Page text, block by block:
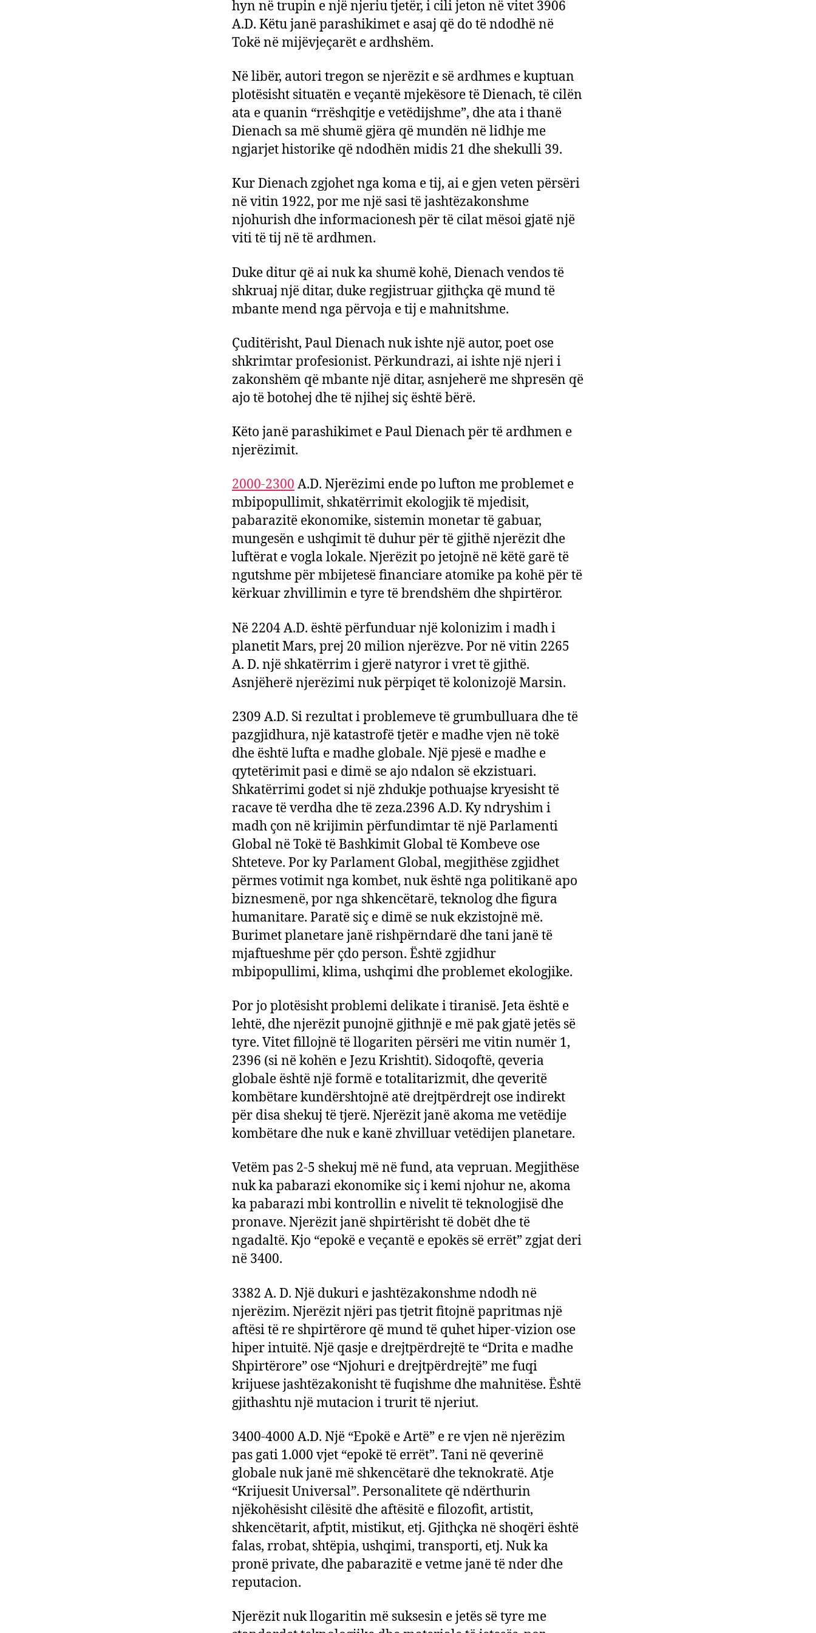
si
do
e
ardhmja
e
njerëzimit
hyn në trupin e një njeriu tjetër, i cili jeton në vitet 3906
A.D. Këtu janë parashikimet e asaj që do të ndodhë në
Tokë në mijëvjeçarët e ardhshëm.
Në libër, autori tregon se njerëzit e së ardhmes e kuptuan
plotësisht situatën e veçantë mjekësore të Dienach, të cilën
ata e quanin “rrëshqitje e vetëdijshme”, dhe ata i thanë
Dienach sa më shumë gjëra që mundën në lidhje me
ngjarjet historike që ndodhën midis 21 dhe shekulli 39.
Kur Dienach zgjohet nga koma e tij, ai e gjen veten përsëri
në vitin 1922, por me një sasi të jashtëzakonshme
njohurish dhe informacionesh për të cilat mësoi gjatë një
viti të tij në të ardhmen.
Duke ditur që ai nuk ka shumë kohë, Dienach vendos të
shkruaj një ditar, duke regjistruar gjithçka që mund të
mbante mend nga përvoja e tij e mahnitshme.
Çuditërisht, Paul Dienach nuk ishte një autor, poet ose
shkrimtar profesionist. Përkundrazi, ai ishte një njeri i
zakonshëm që mbante një ditar, asnjeherë me shpresën që
ajo të botohej dhe të njihej siç është bërë.
Këto janë parashikimet e Paul Dienach për të ardhmen e
njerëzimit.
2000-2300 A.D. Njerëzimi ende po lufton me problemet e
mbipopullimit, shkatërrimit ekologjik të mjedisit,
pabarazitë ekonomike, sistemin monetar të gabuar,
mungesën e ushqimit të duhur për të gjithë njerëzit dhe
luftërat e vogla lokale. Njerëzit po jetojnë në këtë garë të
ngutshme për mbijetesë financiare atomike pa kohë për të
kërkuar zhvillimin e tyre të brendshëm dhe shpirtëror.
Në 2204 A.D. është përfunduar një kolonizim i madh i
planetit Mars, prej 20 milion njerëzve. Por në vitin 2265
A. D. një shkatërrim i gjerë natyror i vret të gjithë.
Asnjëherë njerëzimi nuk përpiqet të kolonizojë Marsin.
2309 A.D. Si rezultat i problemeve të grumbulluara dhe të
pazgjidhura, një katastrofë tjetër e madhe vjen në tokë
dhe është lufta e madhe globale. Një pjesë e madhe e
qytetërimit pasi e dimë se ajo ndalon së ekzistuari.
Shkatërrimi godet si një zhdukje pothuajse kryesisht të
racave të verdha dhe të zeza.2396 A.D. Ky ndryshim i
madh çon në krijimin përfundimtar të një Parlamenti
Global në Tokë të Bashkimit Global të Kombeve ose
Shteteve. Por ky Parlament Global, megjithëse zgjidhet
përmes votimit nga kombet, nuk është nga politikanë apo
biznesmenë, por nga shkencëtarë, teknolog dhe figura
humanitare. Paratë siç e dimë se nuk ekzistojnë më.
Burimet planetare janë rishpërndarë dhe tani janë të
mjaftueshme për çdo person. Është zgjidhur
mbipopullimi, klima, ushqimi dhe problemet ekologjike.
Por jo plotësisht problemi delikate i tiranisë. Jeta është e
lehtë, dhe njerëzit punojnë gjithnjë e më pak gjatë jetës së
tyre. Vitet fillojnë të llogariten përsëri me vitin numër 1,
2396 (si në kohën e Jezu Krishtit). Sidoqoftë, qeveria
globale është një formë e totalitarizmit, dhe qeveritë
kombëtare kundërshtojnë atë drejtpërdrejt ose indirekt
për disa shekuj të tjerë. Njerëzit janë akoma me vetëdije
kombëtare dhe nuk e kanë zhvilluar vetëdijen planetare.
Vetëm pas 2-5 shekuj më në fund, ata vepruan. Megjithëse
nuk ka pabarazi ekonomike siç i kemi njohur ne, akoma
ka pabarazi mbi kontrollin e nivelit të teknologjisë dhe
pronave. Njerëzit janë shpirtërisht të dobët dhe të
ngadaltë. Kjo “epokë e veçantë e epokës së errët” zgjat deri
në 3400.
3382 A. D. Një dukuri e jashtëzakonshme ndodh në
njerëzim. Njerëzit njëri pas tjetrit fitojnë papritmas një
aftësi të re shpirtërore që mund të quhet hiper-vizion ose
hiper intuitë. Një qasje e drejtpërdrejtë te “Drita e madhe
Shpirtërore” ose “Njohuri e drejtpërdrejtë” me fuqi
krijuese jashtëzakonisht të fuqishme dhe mahnitëse. Është
gjithashtu një mutacion i trurit të njeriut.
3400-4000 A.D. Një “Epokë e Artë” e re vjen në njerëzim
pas gati 1.000 vjet “epokë të errët”. Tani në qeverinë
globale nuk janë më shkencëtarë dhe teknokratë. Atje
“Krijuesit Universal”. Personalitete që ndërthurin
njëkohësisht cilësitë dhe aftësitë e filozofit, artistit,
shkencëtarit, afptit, mistikut, etj. Gjithçka në shoqëri është
falas, rrobat, shtëpia, ushqimi, transporti, etj. Nuk ka
pronë private, dhe pabarazitë e vetme janë të nder dhe
reputacion.
Njerëzit nuk llogaritin më suksesin e jetës së tyre me